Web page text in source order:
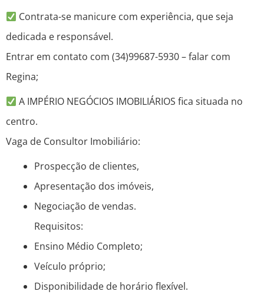
Contrata-se manicure com experiência, que seja
dedicada e responsável.
Entrar em contato com (34)99687-5930 – falar com
Regina;
A IMPÉRIO NEGÓCIOS IMOBILIÁRIOS fica situada no
centro.
Vaga de Consultor Imobiliário:
Prospecção de clientes,
Apresentação dos imóveis,
Negociação de vendas.
Requisitos:
Ensino Médio Completo;
Veículo próprio;
Disponibilidade de horário flexível.